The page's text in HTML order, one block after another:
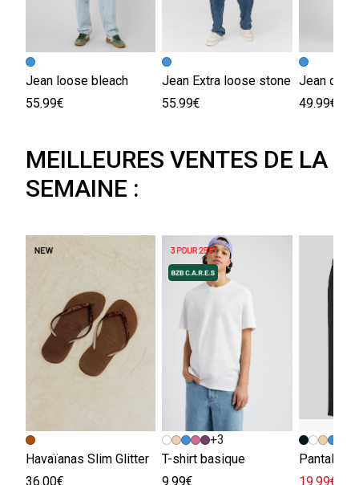
Jean loose bleach
55.99€
Jean Extra loose stone
55.99€
49.99€
MEILLEURES VENTES DE LA
SEMAINE :
Havaïanas Slim Glitter
36.00€
+3
T-shirt basique
9.99€
19.99€